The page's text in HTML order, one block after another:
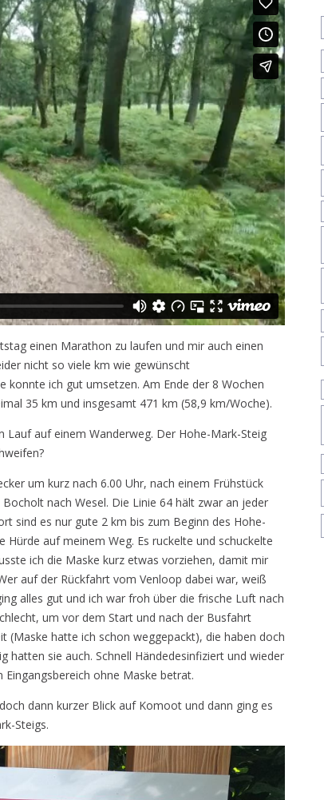
einen Marathon zu laufen und mir auch einen
nicht so viele km wie gewünscht
ich gut umsetzen. Am Ende der 8 Wochen
35 km und insgesamt 471 km (58,9 km/Woche).
auf einem Wanderweg. Der Hohe-Mark-Steig
um kurz nach 6.00 Uhr, nach einem Frühstück
nach Wesel. Die Linie 64 hält zwar an jeder
sind es nur gute 2 km bis zum Beginn des Hohe-
auf meinem Weg. Es ruckelte und schuckelte
ich die Maske kurz etwas vorziehen, damit mir
auf der Rückfahrt vom Venloop dabei war, weiß
alles gut und ich war froh über die frische Luft nach
um vor dem Start und nach der Busfahrt
(Maske hatte ich schon weggepackt), die haben doch
sie auch. Schnell Händedesinfiziert und wieder
ohne Maske betrat.
dann kurzer Blick auf Komoot und dann ging es
Steigs.